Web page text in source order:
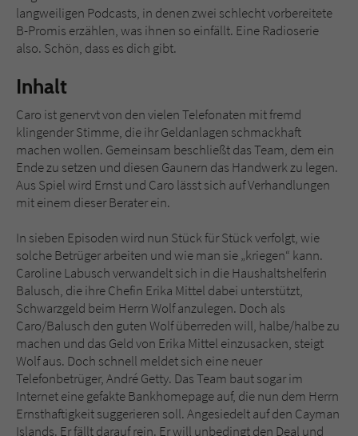
langweiligen Podcasts, in denen zwei schlecht vorbereitete
B-Promis erzählen, was ihnen so einfällt. Eine Radioserie
also. Schön, dass es dich gibt.
Inhalt
Caro ist genervt von den vielen Telefonaten mit fremd
klingender Stimme, die ihr Geldanlagen schmackhaft
machen wollen. Gemeinsam beschließt das Team, dem ein
Ende zu setzen und diesen Gaunern das Handwerk zu legen.
Aus Spiel wird Ernst und Caro lässt sich auf Verhandlungen
mit einem dieser Berater ein.
In sieben Episoden wird nun Stück für Stück verfolgt, wie
solche Betrüger arbeiten und wie man sie „kriegen“ kann.
Caroline Labusch verwandelt sich in die Haushaltshelferin
Balusch, die ihre Chefin Erika Mittel dabei unterstützt,
Schwarzgeld beim Herrn Wolf anzulegen. Doch als
Caro/Balusch den guten Wolf überreden will, halbe/halbe zu
machen und das Geld von Erika Mittel einzusacken, steigt
Wolf aus. Doch schnell meldet sich eine neuer
Telefonbetrüger, André Getty. Das Team baut sogar im
Internet eine gefakte Bankhomepage auf, die nun dem Herrn
Ernsthaftigkeit suggerieren soll. Angesiedelt auf den Cayman
Islands. Er fällt darauf rein. Er will unbedingt den Deal und
Name tx_pwcomments_ahash
Anbieter
Laufzeit 1 Jahr
Zweck Cookie für Kommentare einzelner Buchtitel
Name fe_typo_user
Anbieter Literatur-Couch Medien GmbH & Co. KG
Laufzeit Session
Zweck
Dieses Cookie gewährleistet die
Kommunikation der Webseite mit dem
Benutzer. Es wird benötigt um z. B. den
Sicherheitscode des Kontaktformulars zu
überprüfen.